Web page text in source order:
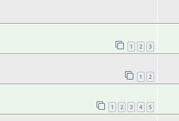
1 2 3
1 2
1 2 3 4 5